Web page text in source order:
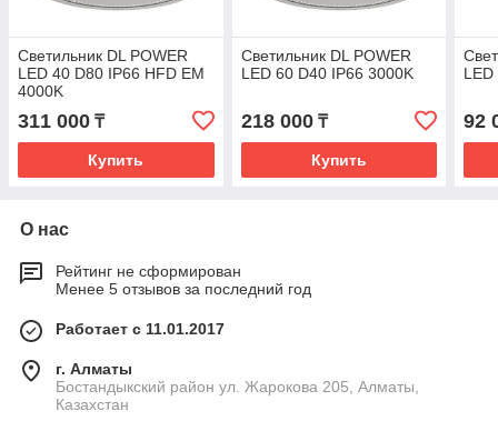
Светильник DL POWER
LED 40 D80 IP66 HFD EM
4000K
311 000 ₸
Купить
Светильник DL POWER
LED 60 D40 IP66 3000K
218 000₸
Купить
92
О нас
Рейтинг не сформирован
Менее 5 отзывов за последний год
Работает с 11.01.2017
г. Алматы
Бостандыкский район ул. Жарокова 205, Алматы,
Казахстан